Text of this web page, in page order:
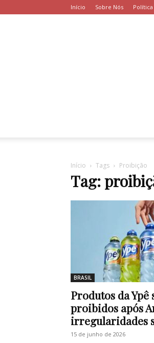
Início Sobre Nós
Início Tags Proibição
Tag:
BRASIL
Produtos da Ypê
proibidos após
irregularidades
15 de junho de 2026